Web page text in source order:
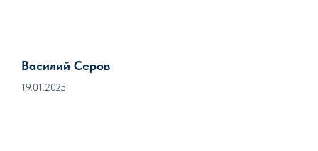
Василий Серов
19.01.2025